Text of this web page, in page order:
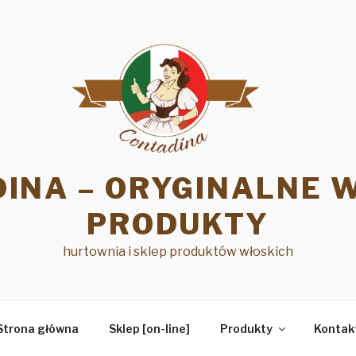
– ORYGINALNE
PRODUKTY
hurtownia i sklep produktów włoskich
główna Sklep [on-line] Produkty